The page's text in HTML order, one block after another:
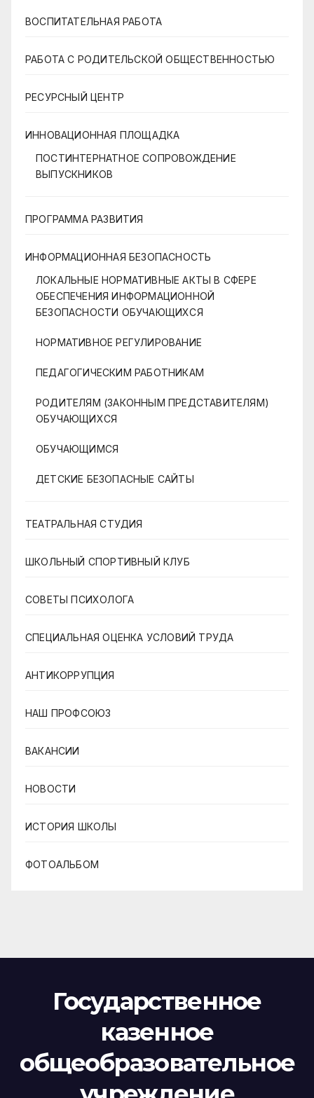
ВОСПИТАТЕЛЬНАЯ РАБОТА
РАБОТА С РОДИТЕЛЬСКОЙ ОБЩЕСТВЕННОСТЬЮ
РЕСУРСНЫЙ ЦЕНТР
ИННОВАЦИОННАЯ ПЛОЩАДКА
ПОСТИНТЕРНАТНОЕ СОПРОВОЖДЕНИЕ
ВЫПУСКНИКОВ
ПРОГРАММА РАЗВИТИЯ
ИНФОРМАЦИОННАЯ БЕЗОПАСНОСТЬ
ЛОКАЛЬНЫЕ НОРМАТИВНЫЕ АКТЫ В СФЕРЕ
ОБЕСПЕЧЕНИЯ ИНФОРМАЦИОННОЙ
БЕЗОПАСНОСТИ ОБУЧАЮЩИХСЯ
НОРМАТИВНОЕ РЕГУЛИРОВАНИЕ
ПЕДАГОГИЧЕСКИМ РАБОТНИКАМ
РОДИТЕЛЯМ (ЗАКОННЫМ ПРЕДСТАВИТЕЛЯМ)
ОБУЧАЮЩИХСЯ
ОБУЧАЮЩИМСЯ
ДЕТСКИЕ БЕЗОПАСНЫЕ САЙТЫ
ТЕАТРАЛЬНАЯ СТУДИЯ
ШКОЛЬНЫЙ СПОРТИВНЫЙ КЛУБ
СОВЕТЫ ПСИХОЛОГА
СПЕЦИАЛЬНАЯ ОЦЕНКА УСЛОВИЙ ТРУДА
АНТИКОРРУПЦИЯ
НАШ ПРОФСОЮЗ
ВАКАНСИИ
НОВОСТИ
ИСТОРИЯ ШКОЛЫ
ФОТОАЛЬБОМ
Государственное
казенное
общеобразовательное